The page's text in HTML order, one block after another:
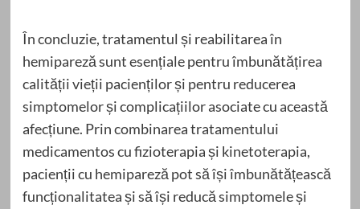
În concluzie, tratamentul și reabilitarea în
hemipareză sunt esențiale pentru îmbunătățirea
calității vieții pacienților și pentru reducerea
simptomelor și complicațiilor asociate cu această
afecțiune. Prin combinarea tratamentului
medicamentos cu fizioterapia și kinetoterapia,
pacienții cu hemipareză pot să își îmbunătățească
funcționalitatea și să își reducă simptomele și